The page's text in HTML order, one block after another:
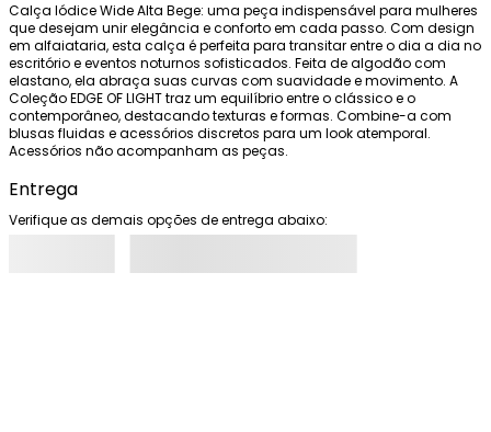
Calça Iódice Wide Alta Bege: uma peça indispensável para mulheres
que desejam unir elegância e conforto em cada passo. Com design
em alfaiataria, esta calça é perfeita para transitar entre o dia a dia no
escritório e eventos noturnos sofisticados. Feita de algodão com
elastano, ela abraça suas curvas com suavidade e movimento. A
Coleção EDGE OF LIGHT traz um equilíbrio entre o clássico e o
contemporâneo, destacando texturas e formas. Combine-a com
blusas fluidas e acessórios discretos para um look atemporal.
Acessórios não acompanham as peças.
Entrega
Verifique as demais opções de entrega abaixo: